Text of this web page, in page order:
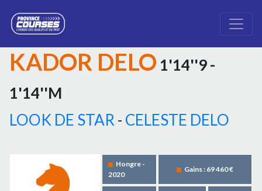
KADOR DELO 1'14''9 -
1'14''M
LOOK DE STAR - CELESTE DELO
Hongre -
2020
Gains : 69 460 €